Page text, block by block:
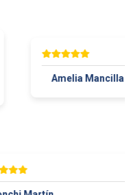
Amelia Mancilla